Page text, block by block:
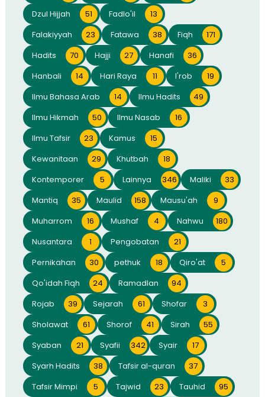
Dzul Hijjah
51 Fadlo'il
13
Falakiyyah
23 Fatawa 38 Fiqh
171
Hadits
70 Hajji 27 Hanafi
36
Hanbali
14 Hari Raya 11 I'rob
19
Ilmu Bahasa Arab
14 Ilmu Hadits
49
Ilmu Hikmah
50 Ilmu Nasab
16
Ilmu Tafsir
23 Kamus
15
Kewanitaan
29 Khutbah
18
Kontemporer
5 Lainnya 346 Maliki
33
Mantiq
35 Maulid 158 Mausu'ah
9
Muharrom
16 Mushaf 4 Nahwu
180
Nusantara
1 Pengobatan
21
Pernikahan
30 pethuk 18 Qiro'at
5
Qo'idah Fiqh
24 Ramadlan
94
Rojab
39 Sejarah 61 Shofar
3
Sholawat
61 Shorof 41 Sirah
55
Syaban
21 Syafii 342 Syair
17
Syarh Hadits
38 Tafsir al-quran
37
Tafsir Mimpi
5 Tajwid 23 Tauhid
95